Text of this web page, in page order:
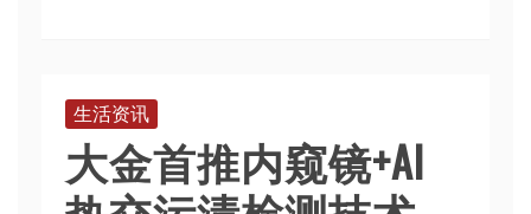
生活资讯
大金首推内窥镜+AI